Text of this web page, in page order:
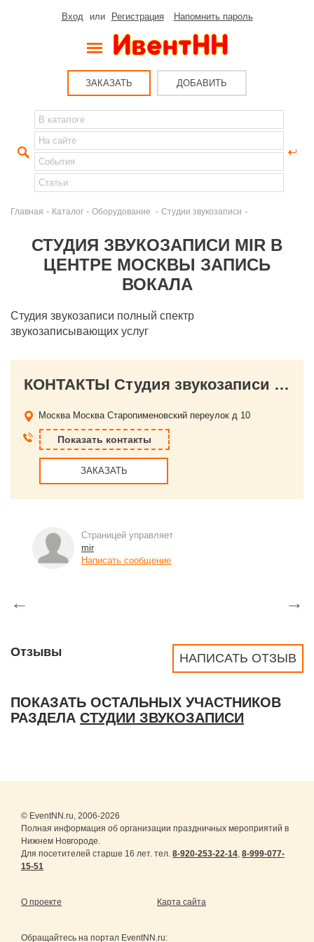
Вход или Регистрация Напомнить пароль
ЗАКАЗАТЬ ДОБАВИТЬ
Главная - Каталог - Оборудование - Студии звукозаписи -
СТУДИЯ ЗВУКОЗАПИСИ MIR В
ЦЕНТРЕ МОСКВЫ ЗАПИСЬ
ВОКАЛА
Студия звукозаписи полный спектр
звукозаписывающих услуг
КОНТАКТЫ Студия звукозаписи MIR в центре Москвы запись вокала
Москва Москва Старопименовский переулок д 10
Показать контакты
ЗАКАЗАТЬ
Страницей управляет
mir
Написать сообщение
← →
НАПИСАТЬ ОТЗЫВ
Отзывы
ПОКАЗАТЬ ОСТАЛЬНЫХ УЧАСТНИКОВ
РАЗДЕЛА СТУДИИ ЗВУКОЗАПИСИ
© EventNN.ru, 2006-2026
Полная информация об организации праздничных мероприятий в
Нижнем Новгороде.
Для посетителей старше 16 лет. тел. 8-920-253-22-14, 8-999-077-
15-51
О проекте Карта сайта
Обращайтесь на портал EventNN.ru: